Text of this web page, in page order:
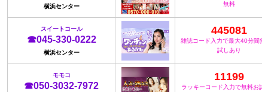
横浜センター
無料
スイートコール
☎045-330-0222
横浜センター
445081
雑誌コード入力で最大40分間無
試しあり
モモコ
☎050-3032-7972
11199
ラッキーコード入力で無料お試